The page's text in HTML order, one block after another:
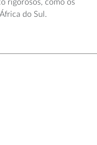
rigorosos, como os
do Sul.